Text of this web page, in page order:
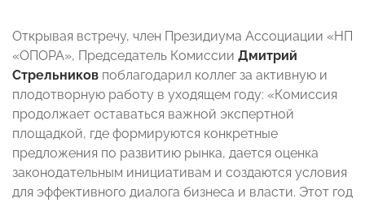
Открывая встречу, член Президиума Ассоциации «НП
«ОПОРА», Председатель Комиссии Дмитрий
Стрельников поблагодарил коллег за активную и
плодотворную работу в уходящем году: «Комиссия
продолжает оставаться важной экспертной
площадкой, где формируются конкретные
предложения по развитию рынка, дается оценка
законодательным инициативам и создаются условия
для эффективного диалога бизнеса и власти. Этот год